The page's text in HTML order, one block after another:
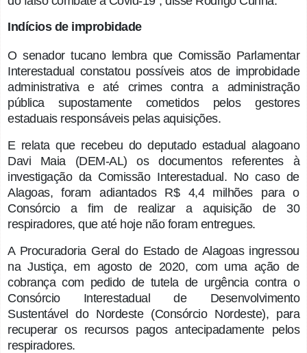
Indícios de improbidade
O senador tucano lembra que Comissão Parlamentar
Interestadual constatou possíveis atos de improbidade
administrativa e até crimes contra a administração
pública supostamente cometidos pelos gestores
estaduais responsáveis pelas aquisições.
E relata que recebeu do deputado estadual alagoano
Davi Maia (DEM-AL) os documentos referentes à
investigação da Comissão Interestadual. No caso de
Alagoas, foram adiantados R$ 4,4 milhões para o
Consórcio a fim de realizar a aquisição de 30
respiradores, que até hoje não foram entregues.
A Procuradoria Geral do Estado de Alagoas ingressou
na Justiça, em agosto de 2020, com uma ação de
cobrança com pedido de tutela de urgência contra o
Consórcio Interestadual de Desenvolvimento
Sustentável do Nordeste (Consórcio Nordeste), para
recuperar os recursos pagos antecipadamente pelos
respiradores.